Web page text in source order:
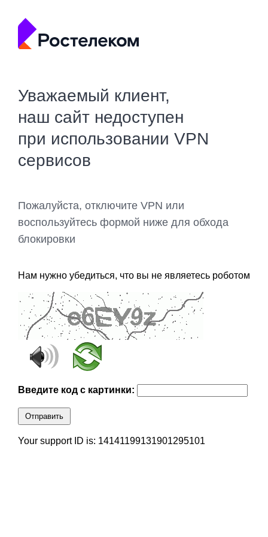
Уважаемый клиент,
наш сайт недоступен
при использовании VPN
сервисов
Пожалуйста, отключите VPN или
воспользуйтесь формой ниже для обхода
блокировки
Нам нужно убедиться, что вы не являетесь роботом
Введите код с картинки:
Отправить
Your support ID is: 14141199131901295101